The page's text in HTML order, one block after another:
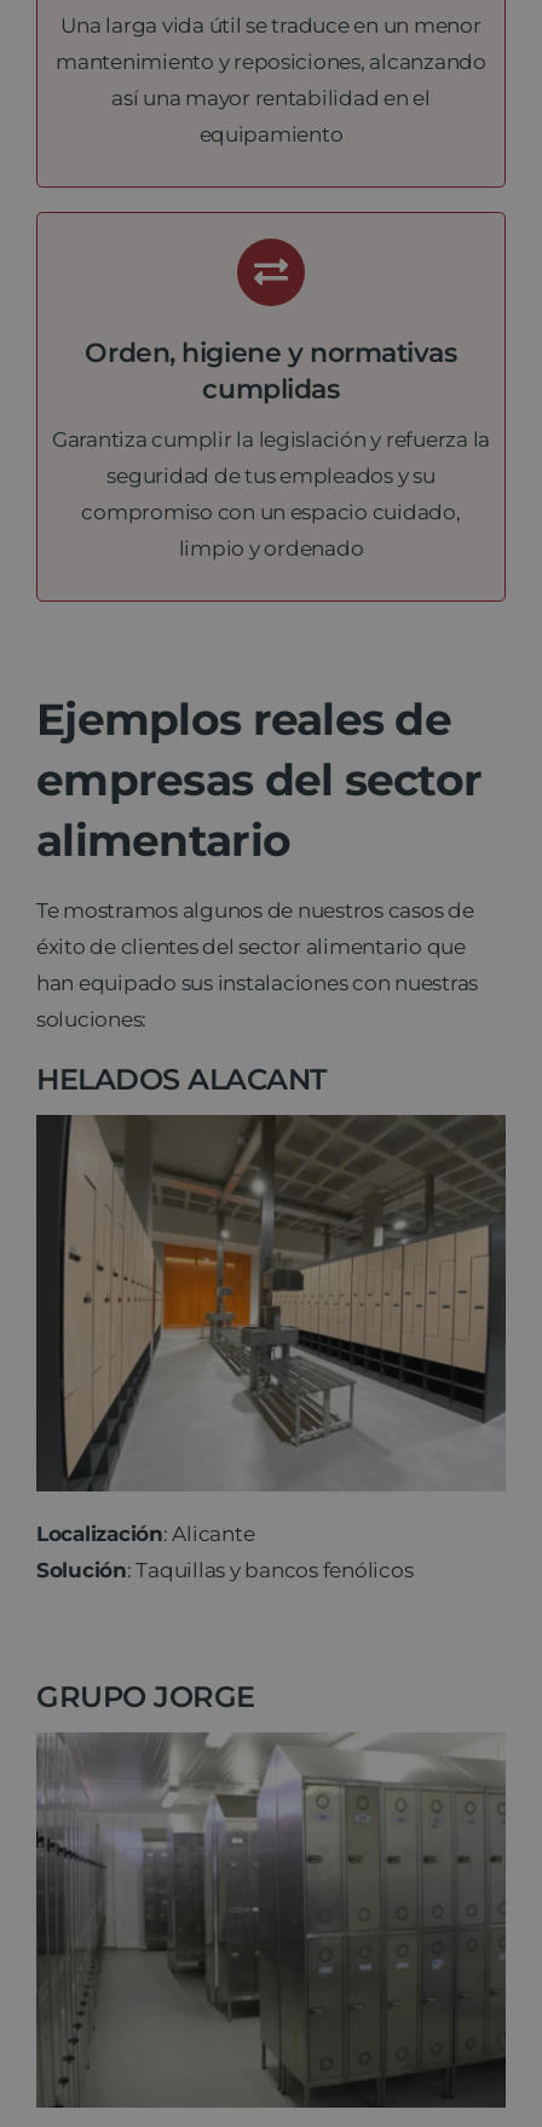
Una larga vida útil se traduce en un menor
mantenimiento y reposiciones, alcanzando
así una mayor rentabilidad en el
equipamiento
Orden, higiene y normativas
cumplidas
Garantiza cumplir la legislación y refuerza la
seguridad de tus empleados y su
compromiso con un espacio cuidado,
limpio y ordenado
Ejemplos reales de
empresas del sector
alimentario
Te mostramos algunos de nuestros casos de
éxito de clientes del sector alimentario que
han equipado sus instalaciones con nuestras
soluciones:
HELADOS ALACANT
Localización: Alicante
Solución: Taquillas y bancos fenólicos
GRUPO JORGE